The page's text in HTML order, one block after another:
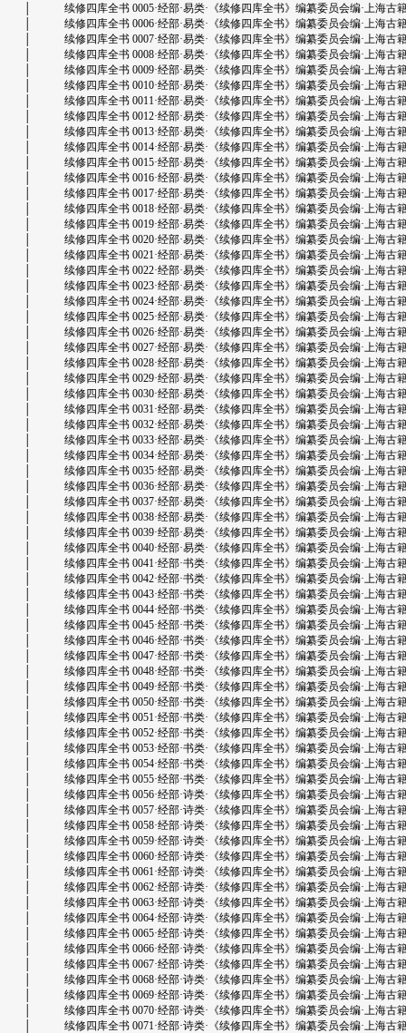
│ 续修四库全书 0005·经部·易类·《续修四库全书》编纂委员会编·上海古
│ 续修四库全书 0006·经部·易类·《续修四库全书》编纂委员会编·上海古
│ 续修四库全书 0007·经部·易类·《续修四库全书》编纂委员会编·上海古
│ 续修四库全书 0008·经部·易类·《续修四库全书》编纂委员会编·上海古
│ 续修四库全书 0009·经部·易类·《续修四库全书》编纂委员会编·上海古
│ 续修四库全书 0010·经部·易类·《续修四库全书》编纂委员会编·上海古
│ 续修四库全书 0011·经部·易类·《续修四库全书》编纂委员会编·上海古
│ 续修四库全书 0012·经部·易类·《续修四库全书》编纂委员会编·上海古
│ 续修四库全书 0013·经部·易类·《续修四库全书》编纂委员会编·上海古
│ 续修四库全书 0014·经部·易类·《续修四库全书》编纂委员会编·上海古
│ 续修四库全书 0015·经部·易类·《续修四库全书》编纂委员会编·上海古
│ 续修四库全书 0016·经部·易类·《续修四库全书》编纂委员会编·上海古
│ 续修四库全书 0017·经部·易类·《续修四库全书》编纂委员会编·上海古
│ 续修四库全书 0018·经部·易类·《续修四库全书》编纂委员会编·上海古
│ 续修四库全书 0019·经部·易类·《续修四库全书》编纂委员会编·上海古
│ 续修四库全书 0020·经部·易类·《续修四库全书》编纂委员会编·上海古
│ 续修四库全书 0021·经部·易类·《续修四库全书》编纂委员会编·上海古
│ 续修四库全书 0022·经部·易类·《续修四库全书》编纂委员会编·上海古
│ 续修四库全书 0023·经部·易类·《续修四库全书》编纂委员会编·上海古
│ 续修四库全书 0024·经部·易类·《续修四库全书》编纂委员会编·上海古
│ 续修四库全书 0025·经部·易类·《续修四库全书》编纂委员会编·上海古
│ 续修四库全书 0026·经部·易类·《续修四库全书》编纂委员会编·上海古
│ 续修四库全书 0027·经部·易类·《续修四库全书》编纂委员会编·上海古
│ 续修四库全书 0028·经部·易类·《续修四库全书》编纂委员会编·上海古
│ 续修四库全书 0029·经部·易类·《续修四库全书》编纂委员会编·上海古
│ 续修四库全书 0030·经部·易类·《续修四库全书》编纂委员会编·上海古
│ 续修四库全书 0031·经部·易类·《续修四库全书》编纂委员会编·上海古
│ 续修四库全书 0032·经部·易类·《续修四库全书》编纂委员会编·上海古
│ 续修四库全书 0033·经部·易类·《续修四库全书》编纂委员会编·上海古
│ 续修四库全书 0034·经部·易类·《续修四库全书》编纂委员会编·上海古
│ 续修四库全书 0035·经部·易类·《续修四库全书》编纂委员会编·上海古
│ 续修四库全书 0036·经部·易类·《续修四库全书》编纂委员会编·上海古
│ 续修四库全书 0037·经部·易类·《续修四库全书》编纂委员会编·上海古
│ 续修四库全书 0038·经部·易类·《续修四库全书》编纂委员会编·上海古
│ 续修四库全书 0039·经部·易类·《续修四库全书》编纂委员会编·上海古
│ 续修四库全书 0040·经部·易类·《续修四库全书》编纂委员会编·上海古
│ 续修四库全书 0041·经部·书类·《续修四库全书》编纂委员会编·上海古
│ 续修四库全书 0042·经部·书类·《续修四库全书》编纂委员会编·上海古
│ 续修四库全书 0043·经部·书类·《续修四库全书》编纂委员会编·上海古
│ 续修四库全书 0044·经部·书类·《续修四库全书》编纂委员会编·上海古
│ 续修四库全书 0045·经部·书类·《续修四库全书》编纂委员会编·上海古
│ 续修四库全书 0046·经部·书类·《续修四库全书》编纂委员会编·上海古
│ 续修四库全书 0047·经部·书类·《续修四库全书》编纂委员会编·上海古
│ 续修四库全书 0048·经部·书类·《续修四库全书》编纂委员会编·上海古
│ 续修四库全书 0049·经部·书类·《续修四库全书》编纂委员会编·上海古
│ 续修四库全书 0050·经部·书类·《续修四库全书》编纂委员会编·上海古
│ 续修四库全书 0051·经部·书类·《续修四库全书》编纂委员会编·上海古
│ 续修四库全书 0052·经部·书类·《续修四库全书》编纂委员会编·上海古
│ 续修四库全书 0053·经部·书类·《续修四库全书》编纂委员会编·上海古
│ 续修四库全书 0054·经部·书类·《续修四库全书》编纂委员会编·上海古
│ 续修四库全书 0055·经部·书类·《续修四库全书》编纂委员会编·上海古
│ 续修四库全书 0056·经部·诗类·《续修四库全书》编纂委员会编·上海古
│ 续修四库全书 0057·经部·诗类·《续修四库全书》编纂委员会编·上海古
│ 续修四库全书 0058·经部·诗类·《续修四库全书》编纂委员会编·上海古
│ 续修四库全书 0059·经部·诗类·《续修四库全书》编纂委员会编·上海古
│ 续修四库全书 0060·经部·诗类·《续修四库全书》编纂委员会编·上海古
│ 续修四库全书 0061·经部·诗类·《续修四库全书》编纂委员会编·上海古
│ 续修四库全书 0062·经部·诗类·《续修四库全书》编纂委员会编·上海古
│ 续修四库全书 0063·经部·诗类·《续修四库全书》编纂委员会编·上海古
│ 续修四库全书 0064·经部·诗类·《续修四库全书》编纂委员会编·上海古
│ 续修四库全书 0065·经部·诗类·《续修四库全书》编纂委员会编·上海古
│ 续修四库全书 0066·经部·诗类·《续修四库全书》编纂委员会编·上海古
│ 续修四库全书 0067·经部·诗类·《续修四库全书》编纂委员会编·上海古
│ 续修四库全书 0068·经部·诗类·《续修四库全书》编纂委员会编·上海古
│ 续修四库全书 0069·经部·诗类·《续修四库全书》编纂委员会编·上海古
│ 续修四库全书 0070·经部·诗类·《续修四库全书》编纂委员会编·上海古
│ 续修四库全书 0071·经部·诗类·《续修四库全书》编纂委员会编·上海古